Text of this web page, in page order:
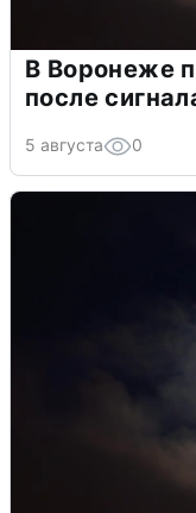
В Воронеже
после
5 августа 0